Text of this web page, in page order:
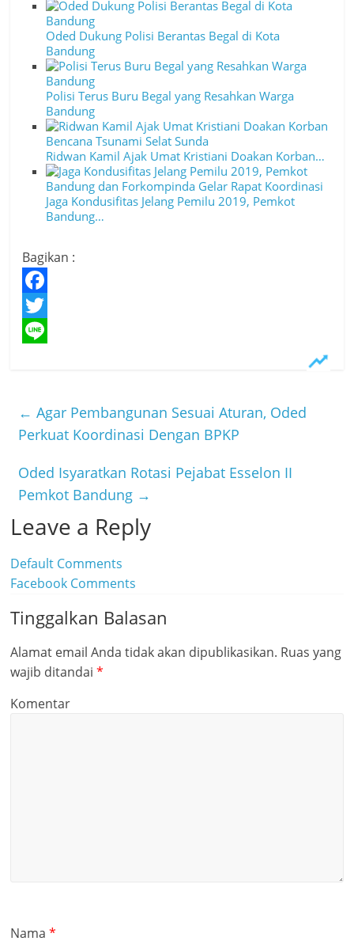
Oded Dukung Polisi Berantas Begal di Kota
Bandung
Polisi Terus Buru Begal yang Resahkan Warga
Bandung
Ridwan Kamil Ajak Umat Kristiani Doakan Korban…
Jaga Kondusifitas Jelang Pemilu 2019, Pemkot
Bandung…
Bagikan :
F
a
o
k
T
t
r
e
← Agar Pembangunan Sesuai Aturan, Oded
Perkuat Koordinasi Dengan BPKP
Oded Isyaratkan Rotasi Pejabat Esselon II
Pemkot Bandung →
Leave a Reply
Default Comments
Facebook Comments
Tinggalkan Balasan
Alamat email Anda tidak akan dipublikasikan. Ruas yang
wajib ditandai*
Komentar
Nama*